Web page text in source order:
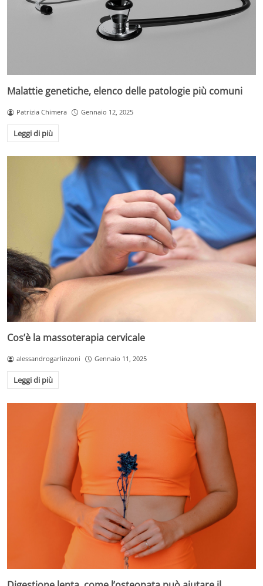
Malattie genetiche, elenco delle patologie più comuni
Patrizia Chimera Gennaio 12, 2025
Leggi di più
Cos’è la massoterapia cervicale
alessandrogarlinzoni Gennaio 11, 2025
Leggi di più